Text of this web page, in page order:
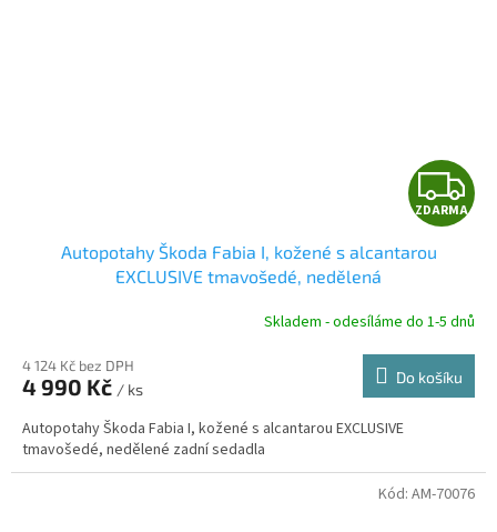
Z
D
R
ZDARMA
Autopotahy Škoda Fabia I, kožené s alcantarou
EXCLUSIVE tmavošedé, nedělená
Skladem - odesíláme do 1-5 dnů
4 124 Kč bez DPH
4 990 Kč / ks
Do košíku
Autopotahy Škoda Fabia I, kožené s alcantarou EXCLUSIVE
tmavošedé, nedělené zadní sedadla
Kód: AM-70076